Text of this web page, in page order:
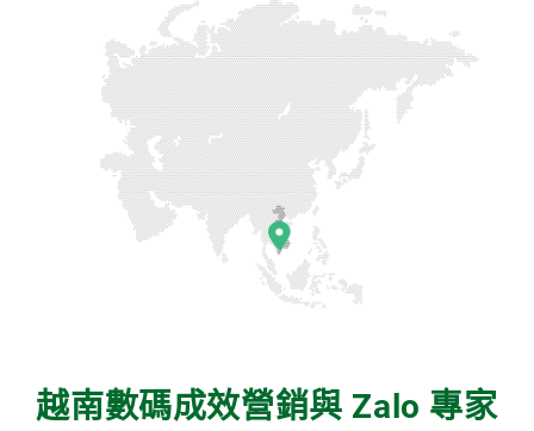
越南數碼成效營銷與 Zalo 專家